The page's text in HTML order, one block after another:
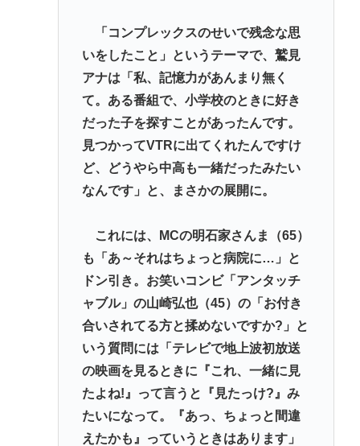
に気づいてしまうwww
倉持由香、息子の「自閉スペクトラム症」診断にシ
ョックで涙… 見逃していた乳幼児期のサインとは
脳の手術で正常な脳を摘出
Powered by livedoor 相互RSS
「コンプレックスのせいで残念な思
いをしたこと」というテーマで、鷲見
アナは「私、記憶力があんまり無く
て。ある番組で、小学校のときに好き
だった子を探すことがあったんです。
見つかってVTRに出てくれたんですけ
ど、どうやら中高も一緒だったみたい
なんです」と、まさかの展開に。
これには、MCの明石家さんま（65）
も「あ～それはちょっと病院に…」と
ドン引き。お笑いコンビ「アンタッチ
ャブル」の山崎弘也（45）の「お付き
合いされてる方と揉めないですか?」と
いう質問には「テレビで地上波初放送
の映画を見るときに『これ、一緒に見
たよね!』って言うと『見たっけ?』み
たいになって。『あっ、ちょっと間違
えたかも』っていうときはあります」